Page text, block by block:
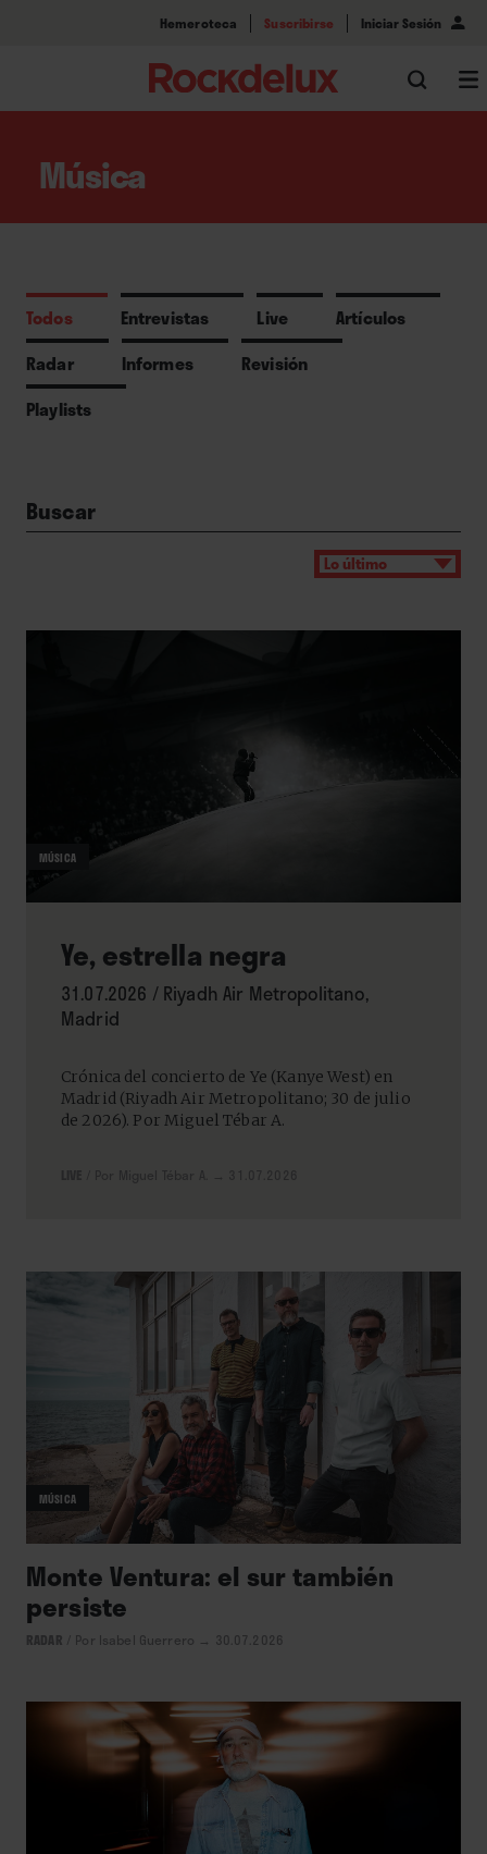
Hemeroteca Suscribirse Iniciar Sesión
Música
Todos Entrevistas Live
Artículos
Radar
Informes
Revisión
Playlists
Buscar
MÚSICA
Ye, estrella negra
31.07.2026 / Riyadh Air Metropolitano,
Madrid
Crónica del concierto de Ye (Kanye West) en
Madrid (Riyadh Air Metropolitano; 30 de julio
de 2026). Por Miguel Tébar A.
MÚSICA
Monte Ventura: el sur también
persiste
RADAR Por Isabel Guerrero → 30.07.2026